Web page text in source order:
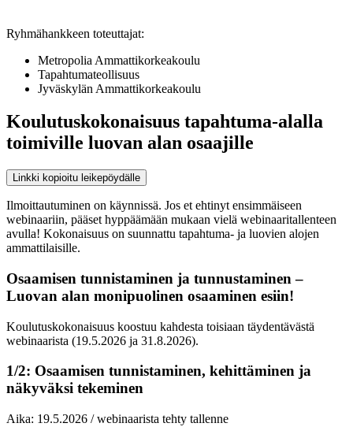
Ryhmähankkeen toteuttajat:
Metropolia Ammattikorkeakoulu
Tapahtumateollisuus
Jyväskylän Ammattikorkeakoulu
Koulutuskokonaisuus tapahtuma-alalla
toimiville luovan alan osaajille
Linkki kopioitu leikepöydälle
Ilmoittautuminen on käynnissä. Jos et ehtinyt ensimmäiseen
webinaariin, pääset hyppäämään mukaan vielä webinaaritallenteen
avulla! Kokonaisuus on suunnattu tapahtuma- ja luovien alojen
ammattilaisille.
Osaamisen tunnistaminen ja tunnustaminen –
Luovan alan monipuolinen osaaminen esiin!
Koulutuskokonaisuus koostuu kahdesta toisiaan täydentävästä
webinaarista (19.5.2026 ja 31.8.2026).
1/2: Osaamisen tunnistaminen, kehittäminen ja
näkyväksi tekeminen
Aika: 19.5.2026 / webinaarista tehty tallenne